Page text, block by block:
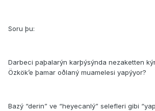
Soru þu:
Darbeci paþalarýn karþýsýnda nezaketten
Özkök’e þamar oðlaný muamelesi yapýyor?
Bazý “derin” ve “heyecanlý” selefleri gibi